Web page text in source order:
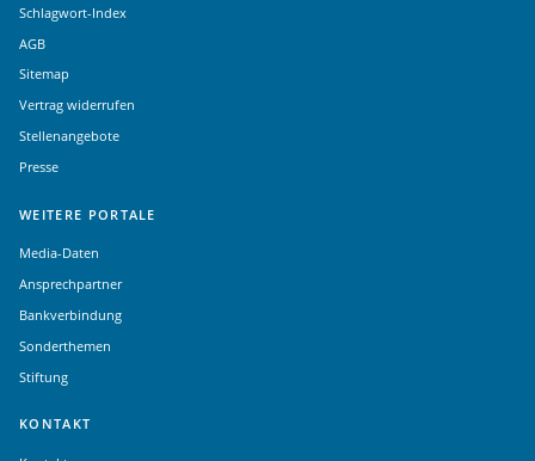
Schlagwort-Index
AGB
Sitemap
Vertrag widerrufen
Stellenangebote
Presse
WEITERE PORTALE
Media-Daten
Ansprechpartner
Bankverbindung
Sonderthemen
Stiftung
KONTAKT